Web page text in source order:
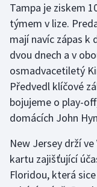
Lyže a snowboard
Moderní pětiboj
Motorsport
Olympijské hry
Parasport
Plavání
Plážový volejbal
Tampa je ziskem
týmem v lize.
mají navíc zápas k
dvou dnech a v
osmadvacetiletý
Předvedl klíčové
bojujeme o play-
domácích John
New Jersey drží
kartu zajišťující
Floridou, která